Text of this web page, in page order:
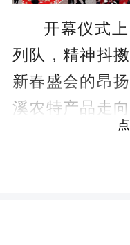
开幕仪式
列队，精神抖
新春盛会的昂
溪农特产品走
人民政府副县